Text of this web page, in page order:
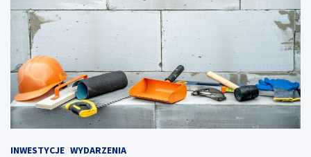
INWESTYCJE WYDARZENIA